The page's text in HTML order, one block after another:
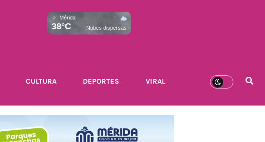
Mérida
38°C Nubes dispersas
CULTURA DEPORTES VIRAL